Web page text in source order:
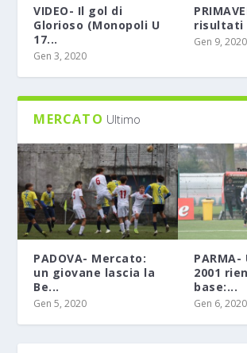
VIDEO- Il gol di
Glorioso (Monopoli U
17...
Gen 3, 2020
risultati
Gen 9, 2020
MERCATO Ultimo
PADOVA- Mercato:
un giovane lascia la
Be...
Gen 5, 2020
2001
base:...
Gen 6, 2020